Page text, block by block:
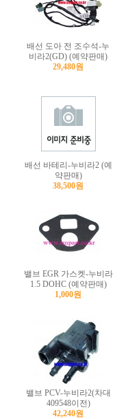
배선 도아 전 조수석-누
비라2(GD) (예약판매)
29,480원
배선 바테리-누비라2 (예
약판매)
38,500원
밸브 EGR 가스켓-누비라
1.5 DOHC (예약판매)
1,000원
밸브 PCV-누비라2(차대
409548이전)
42,240원